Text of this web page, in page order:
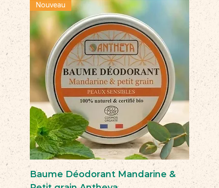
Nouveau
Baume Déodorant Mandarine &